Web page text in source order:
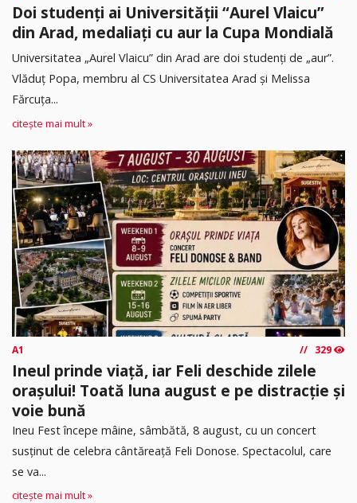
Doi studenți ai Universității “Aurel Vlaicu”
din Arad, medaliați cu aur la Cupa Mondială
Universitatea „Aurel Vlaicu” din Arad are doi studenți de „aur”.
Vlăduț Popa, membru al CS Universitatea Arad și Melissa
Fărcuța...
citește mai mult »
A1 329
Ineul prinde viață, iar Feli deschide zilele
orașului! Toată luna august e pe distracție și
voie bună
Ineu Fest începe mâine, sâmbătă, 8 august, cu un concert
susținut de celebra cântăreață Feli Donose. Spectacolul, care
se va...
citește mai mult »